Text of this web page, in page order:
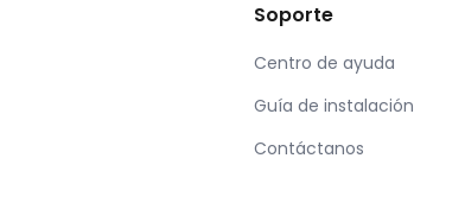
Soporte
Centro de ayuda
Guía de instalación
Contáctanos